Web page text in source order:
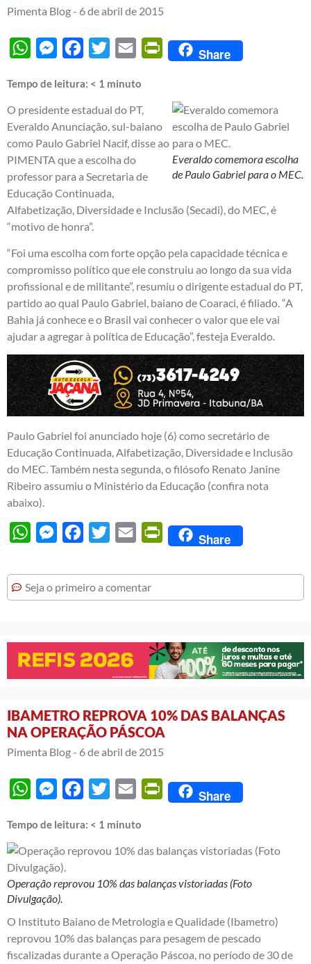
Pimenta Blog - 6 de abril de 2015
WhatsAppMessengerFacebook
Twitter Email PrintFriendly
Share
Tempo de leitura: < 1 minuto
Everaldo comemora escolha
de Paulo Gabriel para o MEC.
O presidente estadual do PT,
Everaldo Anunciação, sul-baiano
como Paulo Gabriel Nacif, disse ao
PIMENTA que a escolha do
professor para a Secretaria de
Educação Continuada,
Alfabetização, Diversidade e Inclusão (Secadi), do MEC, é
“motivo de honra”.
“Foi uma escolha com forte opção pela capacidade técnica e
compromisso político que ele construiu ao longo da sua vida
profissional e de militante”, resumiu o dirigente estadual do PT,
partido ao qual Paulo Gabriel, baiano de Coaraci, é filiado. “A
Bahia já conhece e o Brasil vai conhecer o valor que ele vai
ajudar a agregar à política de Educação”, festeja Everaldo.
Paulo Gabriel foi anunciado hoje (6) como secretário de
Educação Continuada, Alfabetização, Diversidade e Inclusão
do MEC. Também nesta segunda, o filósofo Renato Janine
Ribeiro assumiu o Ministério da Educação (confira nota
abaixo).
WhatsAppMessengerFacebook
Twitter Email PrintFriendly
Share
Seja o primeiro a comentar
IBAMETRO REPROVA 10% DAS BALANÇAS
NA OPERAÇÃO PÁSCOA
Pimenta Blog - 6 de abril de 2015
WhatsAppMessengerFacebook
Twitter Email PrintFriendly
Share
Tempo de leitura: < 1 minuto
Operação reprovou 10% das balanças vistoriadas (Foto
Divulgação).
O Instituto Baiano de Metrologia e Qualidade (Ibametro)
reprovou 10% das balanças para pesagem de pescado
fiscalizadas durante a Operação Páscoa, no período de 30 de